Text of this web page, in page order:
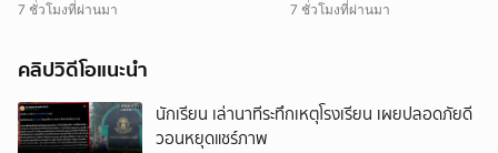
7 ชั่วโมงที่ผ่านมา 7 ชั่วโมงที่ผ่านมา
คลิปวิดีโอแนะนำ
นักเรียน เล่านาทีระทึกเหตุโรงเรียน เผยปลอดภัยดี
วอนหยุดแชร์ภาพ